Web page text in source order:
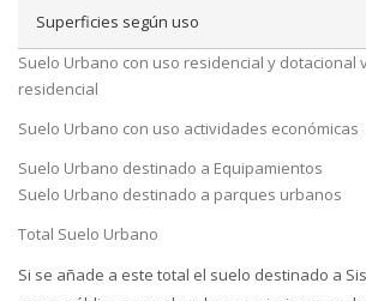
Superficies según uso
Suelo Urbano con uso residencial y dotacional
residencial
Suelo Urbano con uso actividades económicas
Suelo Urbano destinado a Equipamientos
Suelo Urbano destinado a parques urbanos
Total Suelo Urbano
Si se añade a este total el suelo destinado a